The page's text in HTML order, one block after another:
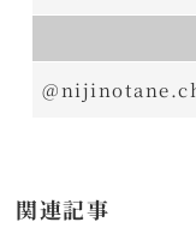
関連記事